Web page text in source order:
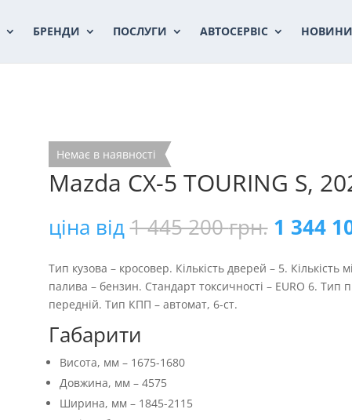
БРЕНДИ ПОСЛУГИ АВТОСЕРВІС НОВИНИ
Немає в наявності
Mazda CX-5 TOURING S,
ціна від1 445 200грн.
ціна:
1
445
200
1 344
Тип кузова – кросовер. Кількість дверей – 5. Кількість
палива – бензин. Стандарт токсичності – EURO 6. Тип
передній. Тип КПП – автомат, 6-ст.
Габарити
Висота, мм – 1675-1680
Довжина, мм – 4575
Ширина, мм – 1845-2115